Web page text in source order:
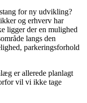
for ny udvikling?
og erhverv har
ligger der en mulighed
langs den
parkeringsforhold
er allerede planlagt
vil vi ikke tage